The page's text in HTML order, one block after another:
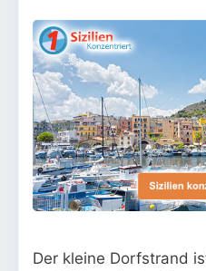
Der kleine Dorfstrand